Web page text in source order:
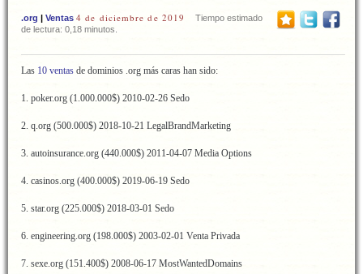
.org | Ventas 4 de diciembre de 2019
Tiempo estimado
de lectura: 0,18 minutos.
Las 10 ventas de dominios .org más caras han sido:
1. poker.org (1.000.000$) 2010-02-26 Sedo
2. q.org (500.000$) 2018-10-21 LegalBrandMarketing
3. autoinsurance.org (440.000$) 2011-04-07 Media Options
4. casinos.org (400.000$) 2019-06-19 Sedo
5. star.org (225.000$) 2018-03-01 Sedo
6. engineering.org (198.000$) 2003-02-01 Venta Privada
7. sexe.org (151.400$) 2008-06-17 MostWantedDomains